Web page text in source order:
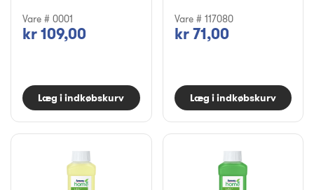
Vare # 0001
kr 109,00
Læg i indkøbskurv
Vare # 117080
kr 71,00
Læg i indkøbskurv